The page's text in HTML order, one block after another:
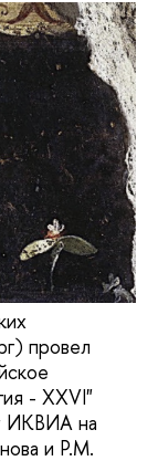
провел
- XXVI"
ИКВИА на
и Р.М.